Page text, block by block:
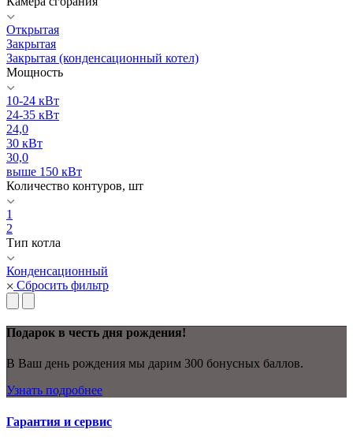
Открытая
Закрытая
Закрытая (конденсационный котел)
Мощность
10-24 кВт
24-35 кВт
24,0
30 кВт
30,0
выше 150 кВт
Количество контуров, шт
1
2
Тип котла
Конденсационный
Сбросить фильтр
Подарок в честь дня рождения!
В Ваш день рождения мы дарим 300 бонусных баллов.
Узнать подробнее
Гарантия и сервис